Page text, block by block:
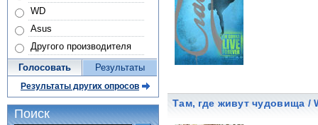
Там, где живут чудовища /
WD
Asus
Другого производителя
Голосовать Результаты
Результаты других опросов
Поиск